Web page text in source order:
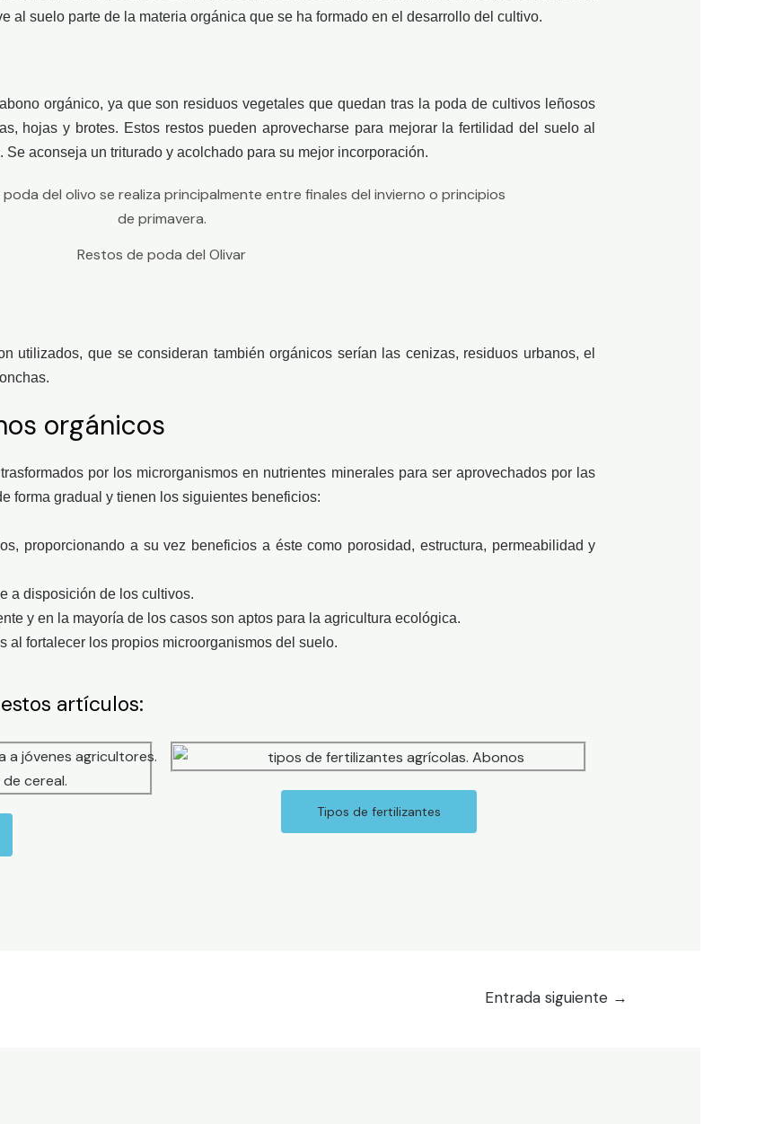
al suelo parte de la materia orgánica que se ha formado en el desarrollo del cultivo.
orgánico, ya que son residuos vegetales que quedan tras la poda de cultivos leñosos
hojas y brotes. Estos restos pueden aprovecharse para mejorar la fertilidad del suelo al
aconseja un triturado y acolchado para su mejor incorporación.
Restos de poda del Olivar
utilizados, que se consideran también orgánicos serían las cenizas, residuos urbanos, el
orgánicos
por los microrganismos en nutrientes minerales para ser aprovechados por las
forma gradual y tienen los siguientes beneficios:
proporcionando a su vez beneficios a éste como porosidad, estructura, permeabilidad y
a disposición de los cultivos.
y en la mayoría de los casos son aptos para la agricultura ecológica.
al fortalecer los propios microorganismos del suelo.
artículos:
Tipos de fertilizantes
Entrada siguiente →